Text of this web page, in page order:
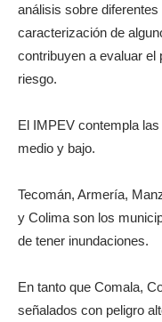
análisis sobre
caracterización de
contribuyen a evaluar
riesgo.
El IMPEV contempla
medio y bajo.
Tecomán, Armería,
y Colima son los
de tener inundaciones.
En tanto que Comala,
señalados con peligro